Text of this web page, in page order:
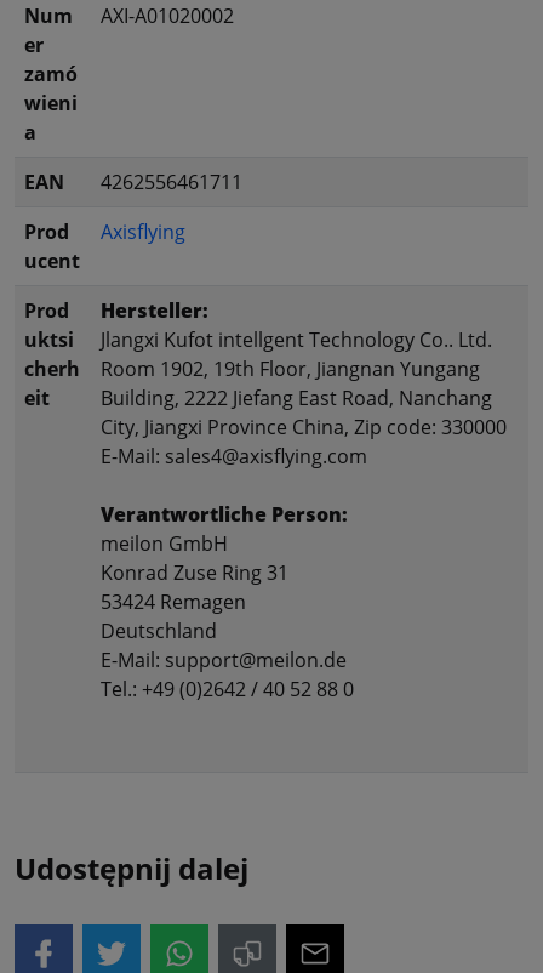
Num
er
zamó
wieni
a
AXI-A01020002
EAN
4262556461711
Prod
ucent
Axisflying
Prod
uktsi
cherh
eit
Hersteller:
Jlangxi Kufot intellgent Technology Co.. Ltd.
Room 1902, 19th Floor, Jiangnan Yungang
Building, 2222 Jiefang East Road, Nanchang
City, Jiangxi Province China, Zip code: 330000
E-Mail: sales4@axisflying.com
Verantwortliche Person:
meilon GmbH
Konrad Zuse Ring 31
53424 Remagen
Deutschland
E-Mail: support@meilon.de
Tel.: +49 (0)2642 / 40 52 88 0
Udostępnij dalej